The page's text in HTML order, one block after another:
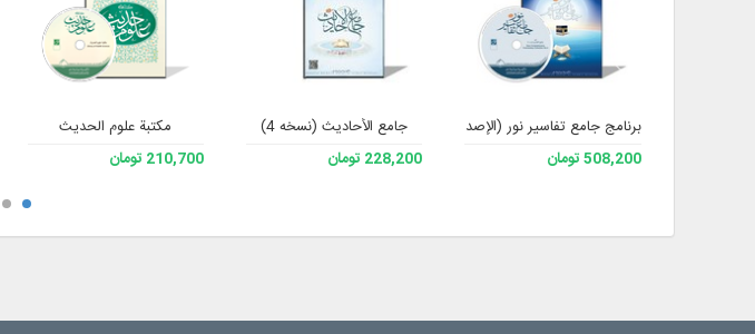
برنامج جامع تفاسير نور (الإصدار 4)
508,200 تومان
جامع الأحادیث (نسخه 4)
228,200 تومان
مكتبة علوم الحديث
210,700 تومان